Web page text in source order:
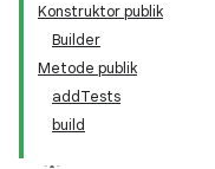
Konstruktor publik
Builder
Metode publik
addTests
build